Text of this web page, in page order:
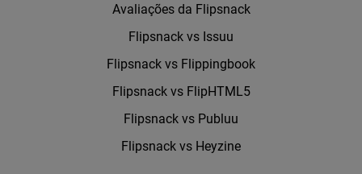
Avaliações da Flipsnack
Flipsnack vs Issuu
Flipsnack vs Flippingbook
Flipsnack vs FlipHTML5
Flipsnack vs Publuu
Flipsnack vs Heyzine